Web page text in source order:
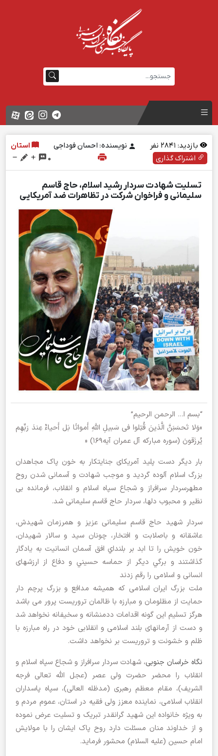
بازدید: نفر نویسنده: احسان فوداجی
استان
اشتراک گذاری
0
تسلیت شهادت سردار رشید اسلام، حاج قاسم
سلیمانی و فراخوان شرکت در تظاهرات ضد آمریکایی
“بسم ا… الرحمن الرحیم”
»وَلا تَحسَبَنَّ الَّذینَ قُتِلوا فی سَبیلِ اللَّهِ أَمواتًا بَل أَحیاءٌ عِندَ رَبِّهِم
یُرزَقونَ (سوره مبارکه آل عمران آیه169) «
بار دیگر دست پلید آمریکای جنایتکار به خون پاک مجاهدان
بزرگ اسلام آلوده گردید و موجب شهادت و آسمانی شدن روح
مطهرسردار سرافراز و شجاع سپاه اسلام و انقلاب، فرمانده بی
نظیر و محبوب دلها، سردار حاج قاسم سلیمانی شد.
سردار شهید حاج قاسم سلیمانی عزیز و همرزمان شهیدش،
عاشقانه و باصلابت و افتخار، چونان سید و سالار شهیدان،
خون خويش را تا ابد بر بلنداي افق آسمان انسانيت به يادگار
گذاشتند و برگي ديگر از حماسه حسيني و دفاع از ارزشهای
انسانی و اسلامی را رقم زدند
ملت بزرگ ایران اسلامی که همیشه مدافع و بزرگ پرچم دار
حمایت از مظلومان و مبارزه با ظالمان تروریست پرور می باشد
هرگز تسلیم این گونه اقدامات ددمنشانه و سخیفانه نخواهد شد
و دست از آرمانهای بلند اسلامی و انقلابی خود در راه مبارزه با
ظلم و خشونت و تروریست بر نخواهد داشت.
نگاه خراسان جنوبی، شهادت سردار سرافراز و شجاع سپاه اسلام و
انقلاب را محضر حضرت ولی عصر (عجل الله تعالی فرجه
الشریف)، مقام معظم رهبری (مدظله العالی)، سپاه پاسداران
انقلاب اسلامی، نماینده معزز ولی فقیه در استان، عموم مردم و
به ویژه خانواده‌ این شهید گرانقدر تبریک و تسلیت عرض نموده
و از خداوند منان مسئلت دارد روح پاک ایشان را با مولایش
امام حسین (علیه السلام) محشور فرماید.